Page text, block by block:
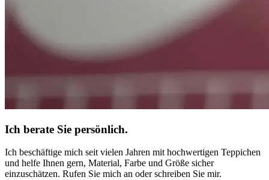
Ich berate Sie persönlich.
Ich beschäftige mich seit vielen Jahren mit hochwertigen Teppichen
und helfe Ihnen gern, Material, Farbe und Größe sicher
einzuschätzen. Rufen Sie mich an oder schreiben Sie mir.